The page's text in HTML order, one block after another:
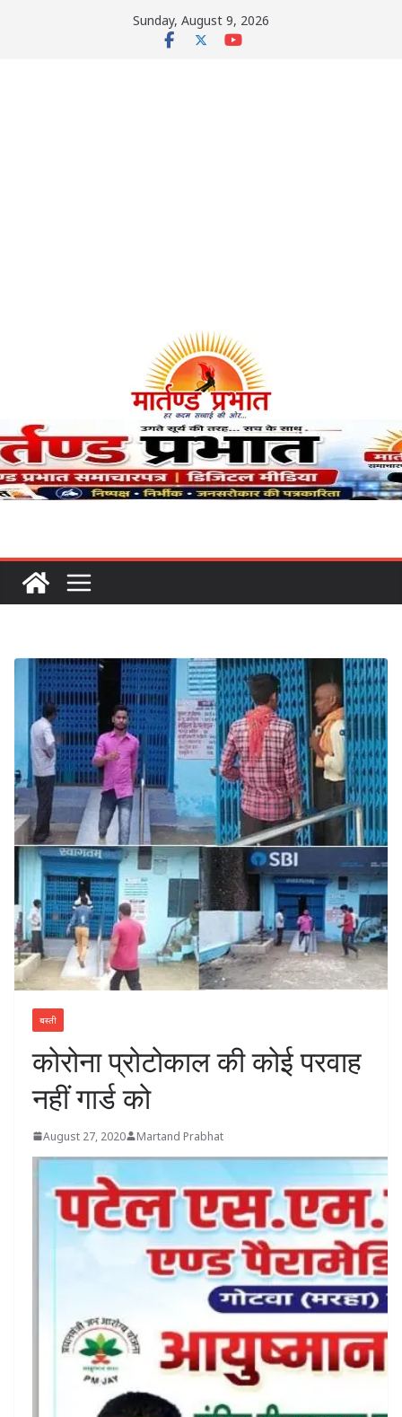
Sunday, August 9, 2026
बस्ती
कोरोना प्रोटोकाल की कोई परवाह
नहीं गार्ड को
August 27, 2020 Martand Prabhat